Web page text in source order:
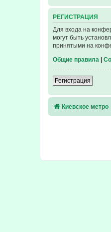
РЕГИСТРАЦИЯ
Для входа на
могут быть
принятыми на
Общие правила
Регистрация
Киевское метро